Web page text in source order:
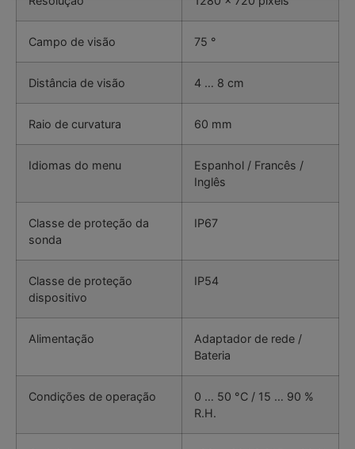
Campo de visão 75 °
Distância de visão 4 … 8 cm
Raio de curvatura 60 mm
Idiomas do menu
Espanhol / Francês /
Inglês
Classe de proteção da
sonda
IP67
Classe de proteção
dispositivo
IP54
Alimentação
Adaptador de rede /
Bateria
Condições de operação
0 … 50 °C / 15 … 90 %
R.H.